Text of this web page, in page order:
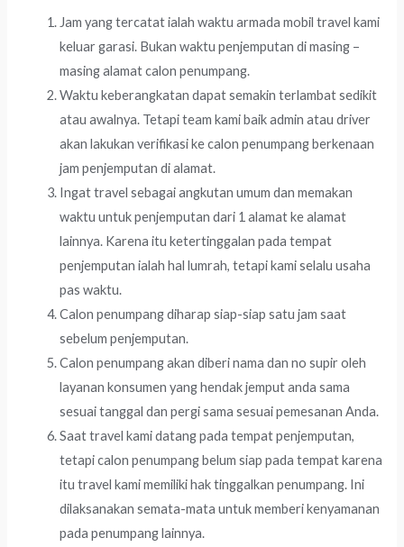
Jam yang tercatat ialah waktu armada mobil travel kami
keluar garasi. Bukan waktu penjemputan di masing –
masing alamat calon penumpang.
Waktu keberangkatan dapat semakin terlambat sedikit
atau awalnya. Tetapi team kami baik admin atau driver
akan lakukan verifikasi ke calon penumpang berkenaan
jam penjemputan di alamat.
Ingat travel sebagai angkutan umum dan memakan
waktu untuk penjemputan dari 1 alamat ke alamat
lainnya. Karena itu ketertinggalan pada tempat
penjemputan ialah hal lumrah, tetapi kami selalu usaha
pas waktu.
Calon penumpang diharap siap-siap satu jam saat
sebelum penjemputan.
Calon penumpang akan diberi nama dan no supir oleh
layanan konsumen yang hendak jemput anda sama
sesuai tanggal dan pergi sama sesuai pemesanan Anda.
Saat travel kami datang pada tempat penjemputan,
tetapi calon penumpang belum siap pada tempat karena
itu travel kami memiliki hak tinggalkan penumpang. Ini
dilaksanakan semata-mata untuk memberi kenyamanan
pada penumpang lainnya.